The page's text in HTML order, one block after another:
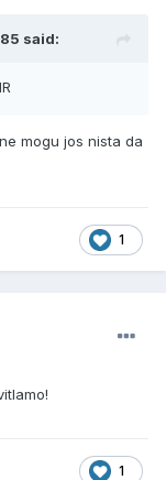
said:
mogu jos nista da
1
1